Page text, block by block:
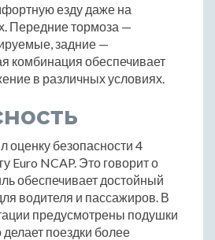
езду даже на
Передние тормоза —
задние —
комбинация обеспечивает
в различных условиях.
оценку безопасности 4
Euro NCAP. Это говорит о
обеспечивает достойный
водителя и пассажиров. В
предусмотрены подушки
делает поездки более